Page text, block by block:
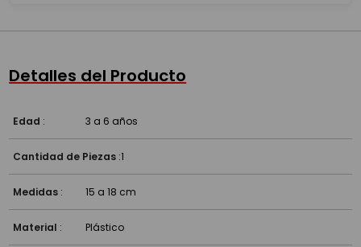
¿Es seguro?
Detalles del Producto
Edad : 3 a 6 años
Cantidad de Piezas :1
Medidas : 15 a 18 cm
Material : Plástico